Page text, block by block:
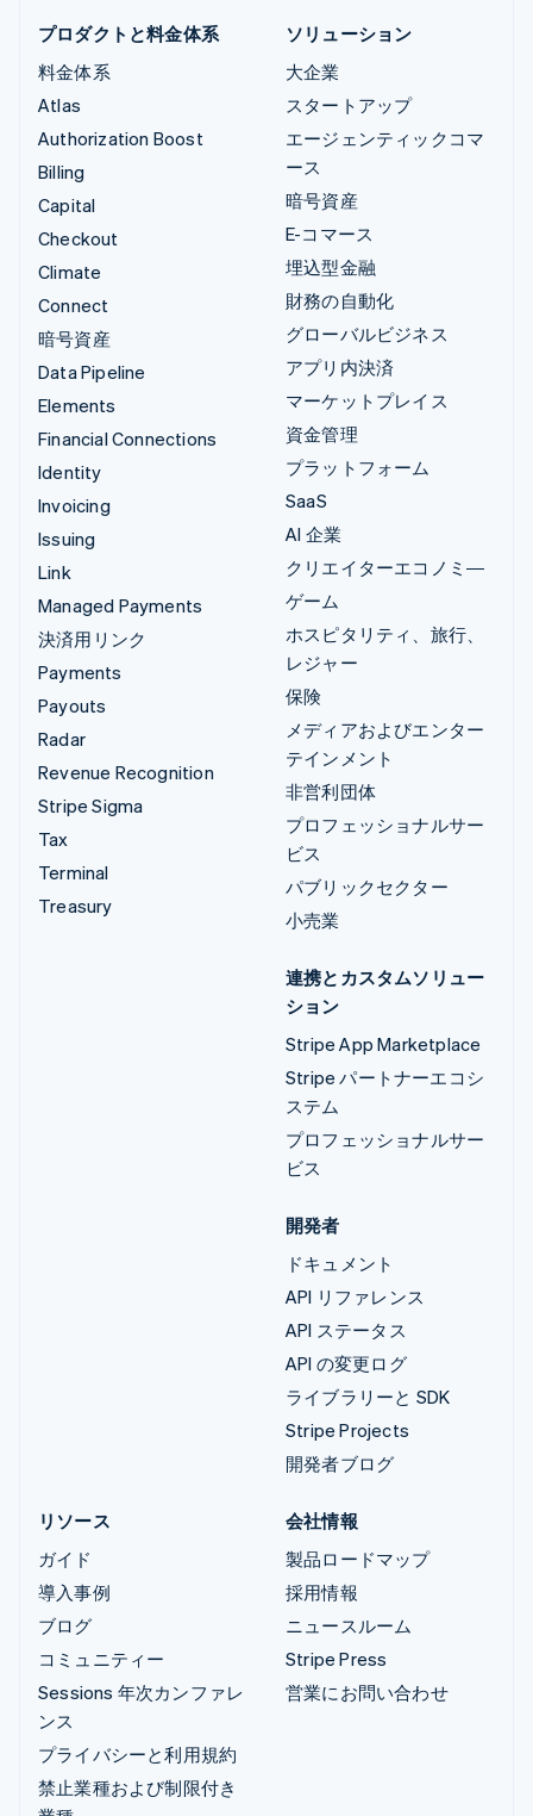
プロダクトと料金体系
料金体系
Atlas
Authorization Boost
Billing
Capital
Checkout
Climate
Connect
暗号資産
Data Pipeline
Elements
Financial Connections
Identity
Invoicing
Issuing
Link
Managed Payments
決済用リンク
Payments
Payouts
Radar
Revenue Recognition
Stripe Sigma
Tax
Terminal
Treasury
ソリューション
大企業
スタートアップ
エージェンティックコマ
ース
暗号資産
E-コマース
埋込型金融
財務の自動化
グローバルビジネス
アプリ内決済
マーケットプレイス
資金管理
プラットフォーム
SaaS
AI 企業
クリエイターエコノミ―
ゲーム
ホスピタリティ、旅行、
レジャー
保険
メディアおよびエンター
テインメント
非営利団体
プロフェッショナルサー
ビス
パブリックセクター
小売業
連携とカスタムソリュー
ション
Stripe App Marketplace
Stripe パートナーエコシ
ステム
プロフェッショナルサー
ビス
開発者
ドキュメント
API リファレンス
API ステータス
API の変更ログ
ライブラリーと SDK
Stripe Projects
開発者ブログ
リソース
ガイド
導入事例
ブログ
コミュニティー
Sessions 年次カンファレ
ンス
プライバシーと利用規約
禁止業種および制限付き
会社情報
製品ロードマップ
採用情報
ニュースルーム
Stripe Press
営業にお問い合わせ